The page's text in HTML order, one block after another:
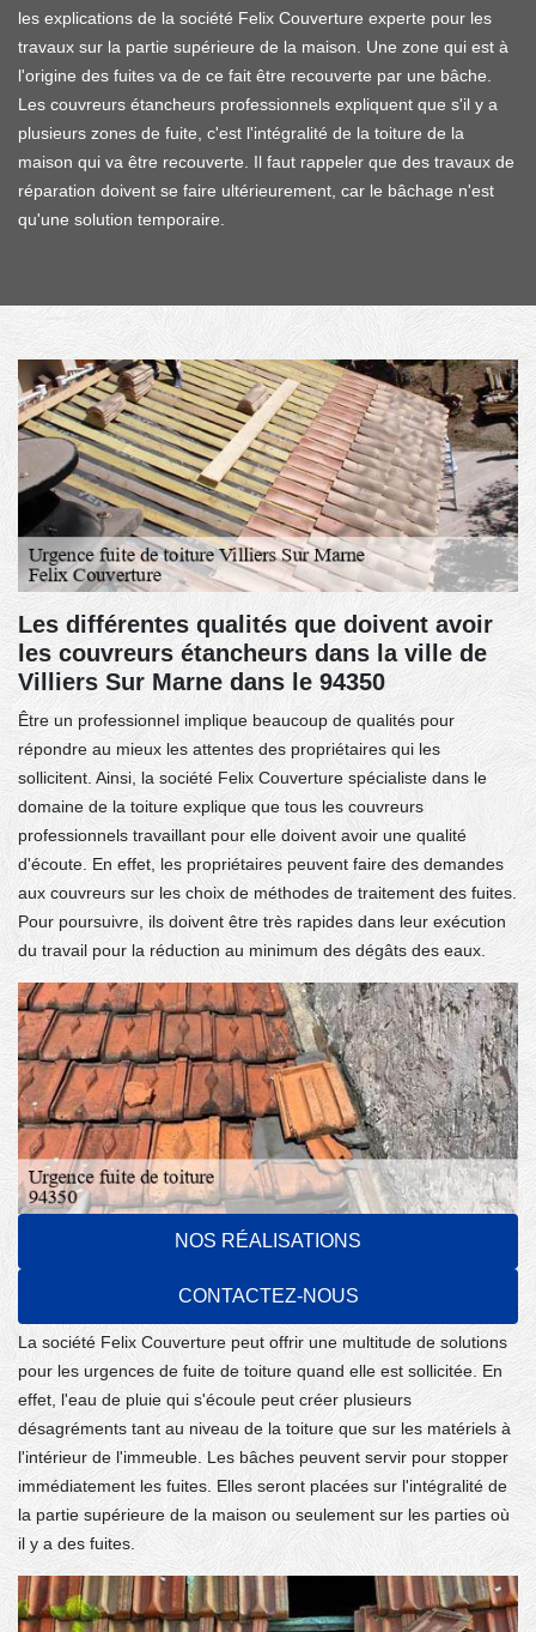
NOS RÉALISATIONS
CONTACTEZ-NOUS
les explications de la société Felix Couverture experte pour les
travaux sur la partie supérieure de la maison. Une zone qui est à
l'origine des fuites va de ce fait être recouverte par une bâche.
Les couvreurs étancheurs professionnels expliquent que s'il y a
plusieurs zones de fuite, c'est l'intégralité de la toiture de la
maison qui va être recouverte. Il faut rappeler que des travaux de
réparation doivent se faire ultérieurement, car le bâchage n'est
qu'une solution temporaire.
Les différentes qualités que doivent avoir
les couvreurs étancheurs dans la ville de
Villiers Sur Marne dans le 94350
Être un professionnel implique beaucoup de qualités pour
répondre au mieux les attentes des propriétaires qui les
sollicitent. Ainsi, la société Felix Couverture spécialiste dans le
domaine de la toiture explique que tous les couvreurs
professionnels travaillant pour elle doivent avoir une qualité
d'écoute. En effet, les propriétaires peuvent faire des demandes
aux couvreurs sur les choix de méthodes de traitement des fuites.
Pour poursuivre, ils doivent être très rapides dans leur exécution
du travail pour la réduction au minimum des dégâts des eaux.
Bâcher la toiture : une méthode efficace
pour affronter les fuites de toiture dans la
ville de Villiers Sur Marne
La société Felix Couverture peut offrir une multitude de solutions
pour les urgences de fuite de toiture quand elle est sollicitée. En
effet, l'eau de pluie qui s'écoule peut créer plusieurs
désagréments tant au niveau de la toiture que sur les matériels à
l'intérieur de l'immeuble. Les bâches peuvent servir pour stopper
immédiatement les fuites. Elles seront placées sur l'intégralité de
la partie supérieure de la maison ou seulement sur les parties où
il y a des fuites.